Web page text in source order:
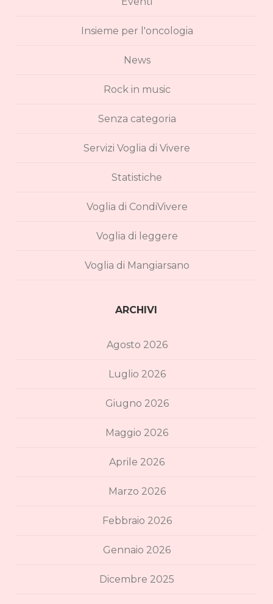
Insieme per l'oncologia
News
Rock in music
Senza categoria
Servizi Voglia di Vivere
Statistiche
Voglia di CondiVivere
Voglia di leggere
Voglia di Mangiarsano
ARCHIVI
Agosto 2026
Luglio 2026
Giugno 2026
Maggio 2026
Aprile 2026
Marzo 2026
Febbraio 2026
Gennaio 2026
Dicembre 2025